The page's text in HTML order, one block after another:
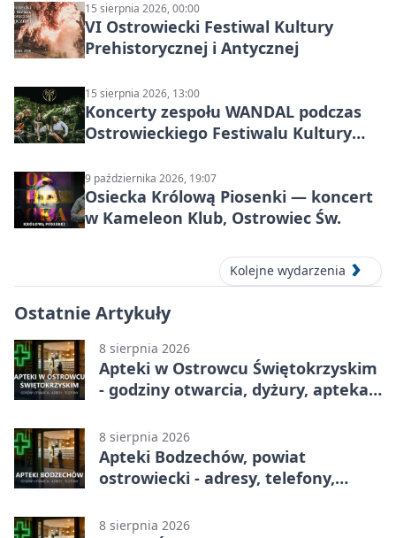
15 sierpnia 2026, 00:00
VI Ostrowiecki Festiwal Kultury
Prehistorycznej i Antycznej
15 sierpnia 2026, 13:00
Koncerty zespołu WANDAL podczas
Ostrowieckiego Festiwalu Kultury
9 października 2026, 19:07
Osiecka Królową Piosenki — koncert
w Kameleon Klub, Ostrowiec Św.
Kolejne wydarzenia
Ostatnie Artykuły
8 sierpnia 2026
Apteki w Ostrowcu Świętokrzyskim
- godziny otwarcia, dyżury, apteka
8 sierpnia 2026
Apteki Bodzechów, powiat
ostrowiecki - adresy, telefony,
8 sierpnia 2026